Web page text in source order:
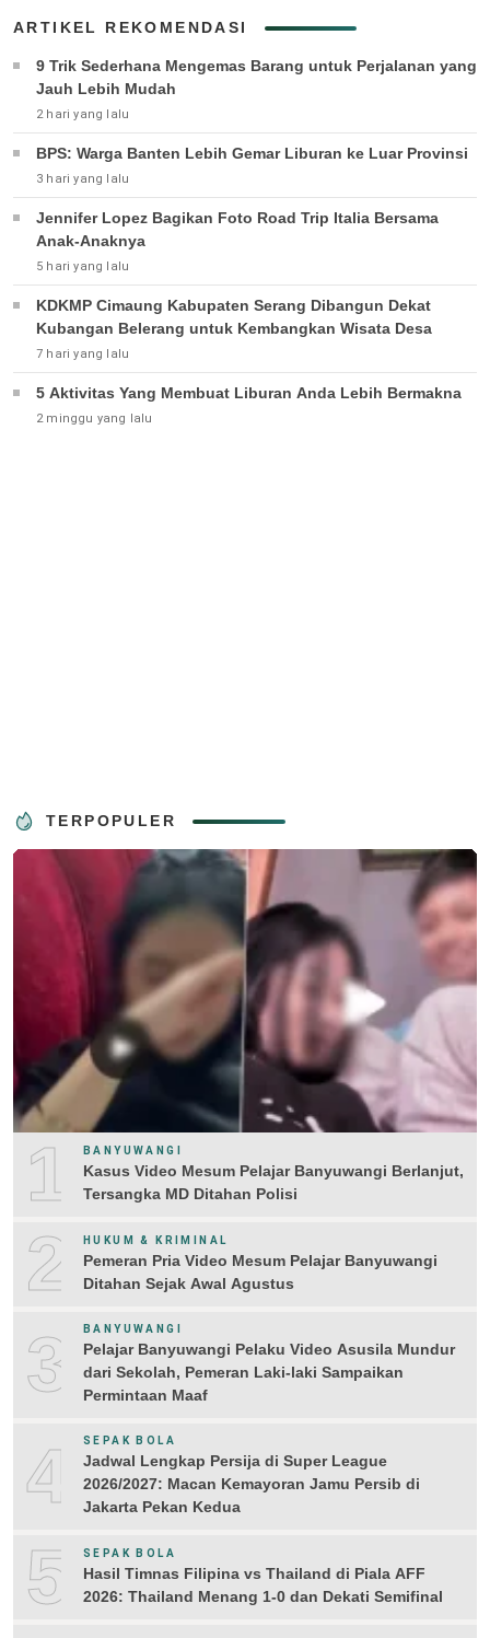
ARTIKEL REKOMENDASI
9 Trik Sederhana Mengemas Barang untuk Perjalanan yang
Jauh Lebih Mudah
2 hari yang lalu
BPS: Warga Banten Lebih Gemar Liburan ke Luar Provinsi
3 hari yang lalu
Jennifer Lopez Bagikan Foto Road Trip Italia Bersama
Anak-Anaknya
5 hari yang lalu
KDKMP Cimaung Kabupaten Serang Dibangun Dekat
Kubangan Belerang untuk Kembangkan Wisata Desa
7 hari yang lalu
5 Aktivitas Yang Membuat Liburan Anda Lebih Bermakna
2 minggu yang lalu
TERPOPULER
1 BANYUWANGI
Kasus Video Mesum Pelajar Banyuwangi Berlanjut,
Tersangka MD Ditahan Polisi
2 HUKUM & KRIMINAL
Pemeran Pria Video Mesum Pelajar Banyuwangi
Ditahan Sejak Awal Agustus
3 BANYUWANGI
Pelajar Banyuwangi Pelaku Video Asusila Mundur
dari Sekolah, Pemeran Laki-laki Sampaikan
Permintaan Maaf
4 SEPAK BOLA
Jadwal Lengkap Persija di Super League
2026/2027: Macan Kemayoran Jamu Persib di
Jakarta Pekan Kedua
5 SEPAK BOLA
Hasil Timnas Filipina vs Thailand di Piala AFF
2026: Thailand Menang 1-0 dan Dekati Semifinal